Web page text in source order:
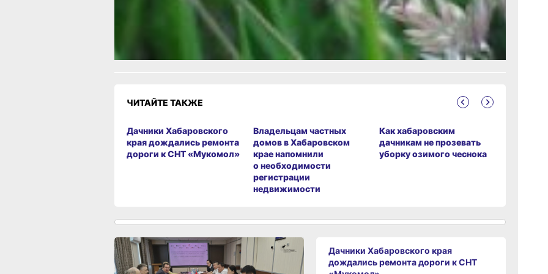
Как вам материал?
Удивило
Грустно
Разочарование
ЧИТАЙТЕ ТАКЖЕ
Дачники Хабаровского
края дождались ремонта
дороги к СНТ «Мукомол»
Владельцам частных
домов в Хабаровском
крае напомнили
о необходимости
регистрации
недвижимости
Как хабаровским
дачникам не прозевать
уборку озимого чеснока
Дачники Хабаровского края
дождались ремонта дороги к СНТ